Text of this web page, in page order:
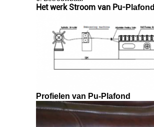
Het werk Stroom van Pu-Plafond
Profielen van Pu-Plafond